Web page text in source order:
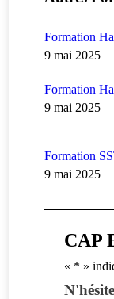
Formation
9 mai 2025
Formation
9 mai 2025
Formation
9 mai 2025
CAP
« * »